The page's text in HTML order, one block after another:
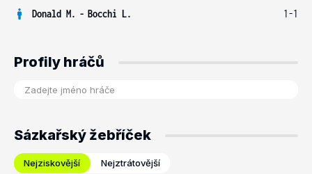
Donald M. - Bocchi L. 1-1
Profily hráčů
Sázkařský žebříček
Nejziskovější Nejztrátovější